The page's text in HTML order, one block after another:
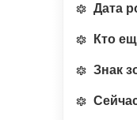
Дата
Кто
Знак